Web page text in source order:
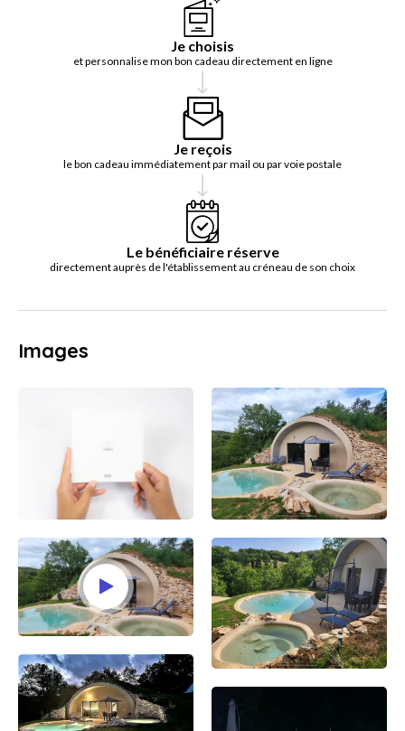
Je choisis
et personnalise mon bon cadeau directement en ligne
Je reçois
le bon cadeau immédiatement par mail ou par voie postale
Le bénéficiaire réserve
directement auprès de l'établissement au créneau de son choix
Images